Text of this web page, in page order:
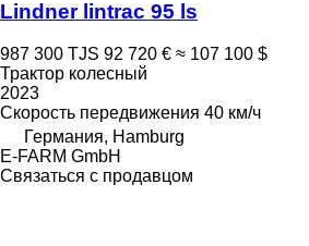
Lindner lintrac 95 ls
987 300 TJS 92 720 € ≈ 107 100 $
Трактор колесный
2023
Скорость передвижения 40 км/ч
Германия, Hamburg
E-FARM GmbH
Связаться с продавцом